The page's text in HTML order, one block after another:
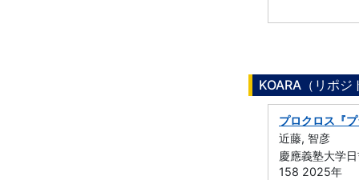
KOARA（リポ
プロクロス『
近藤, 智彦
慶應義塾大学
158 2025年